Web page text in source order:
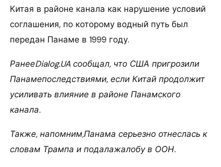
Китая в районе канала как нарушение условий
соглашения, по которому водный путь был
передан Панаме в 1999 году.
РанееDialog.UA сообщал, что США пригрозили
Панамепоследствиями, если Китай продолжит
усиливать влияние в районе Панамского
канала.
Также, напомним,Панама серьезно отнеслась к
словам Трампа и подалажалобу в ООН.